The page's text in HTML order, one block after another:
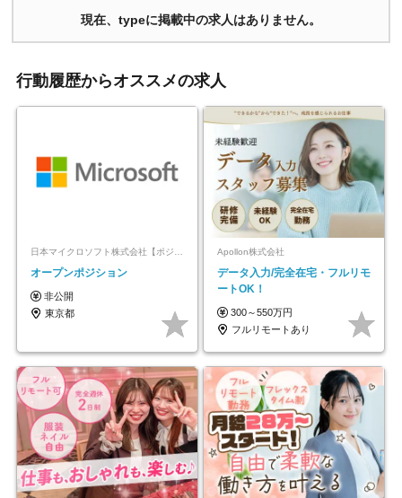
現在、typeに掲載中の求人はありません。
行動履歴からオススメの求人
オープンポジション
非公開
東京都
Apollon株式会社
データ入力/完全在宅・フルリモ
ートOK！
300～550万円
フルリモートあり